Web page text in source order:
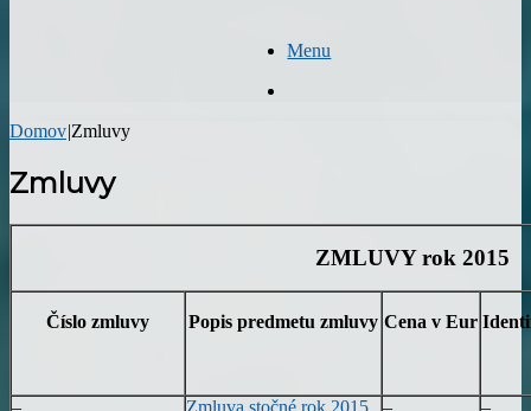
Menu
Domov|Zmluvy
Zmluvy
ZMLUVY rok 2015
Číslo zmluvy Popis predmetu zmluvy Cena v Eur